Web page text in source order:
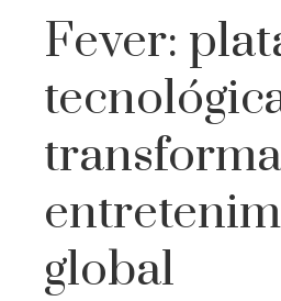
Fever:
global